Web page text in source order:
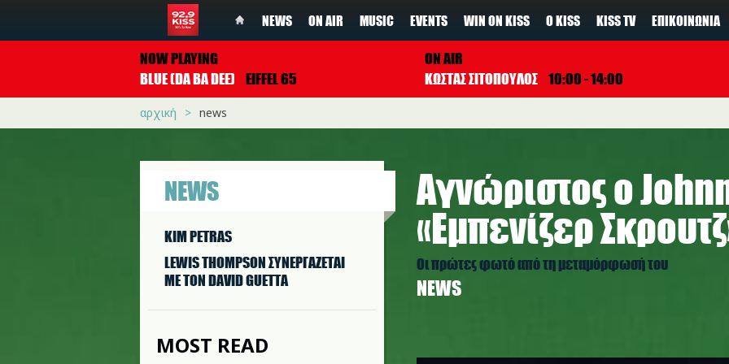
NEWS ON AIR MUSIC EVENTS WIN ON KISS Ο KISS KISS TV ΕΠΙΚΟΙΝΩΝΊΑ
NOW PLAYING
BLUE (DA BA DEE)
EIFFEL 65
ON AIR
ΚΩΣΤΑΣ ΣΙΤΟΠΟΥΛΟΣ 10:00 - 14:00
αρχική news
NEWS
KIM PETRAS
LEWIS THOMPSON ΣΥΝΕΡΓAΖΕΤΑΙ
ΜΕ ΤΟΝ DAVID GUETTA
MOST READ
Αγνώριστος ο
«Εμπενίζερ
Οι πρώτες φωτό από τη μεταμόρφωσή του
NEWS
johnny_depp_4.jpg